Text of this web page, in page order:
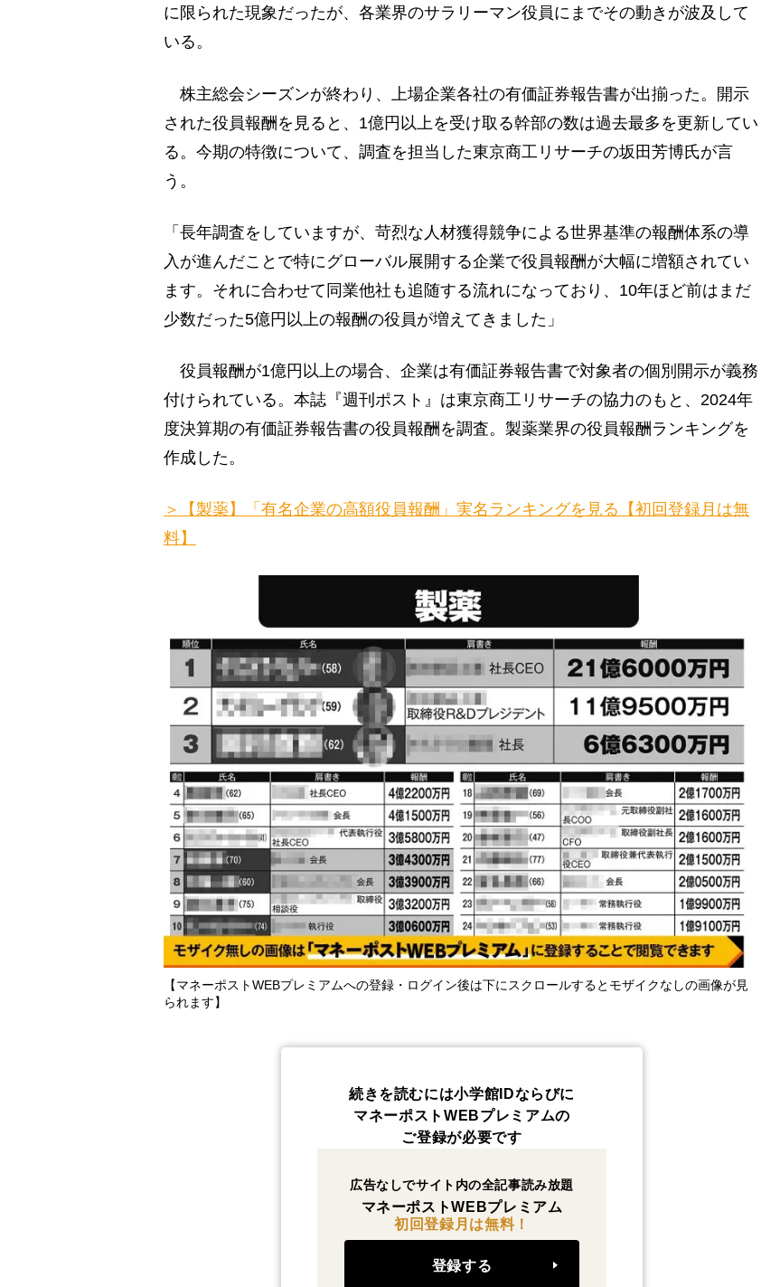
に限られた現象だったが、各業界のサラリーマン役員にまでその動きが波及して
いる。
株主総会シーズンが終わり、上場企業各社の有価証券報告書が出揃った。開示
された役員報酬を見ると、1億円以上を受け取る幹部の数は過去最多を更新してい
る。今期の特徴について、調査を担当した東京商工リサーチの坂田芳博氏が言
う。
「長年調査をしていますが、苛烈な人材獲得競争による世界基準の報酬体系の導
入が進んだことで特にグローバル展開する企業で役員報酬が大幅に増額されてい
ます。それに合わせて同業他社も追随する流れになっており、10年ほど前はまだ
少数だった5億円以上の報酬の役員が増えてきました」
役員報酬が1億円以上の場合、企業は有価証券報告書で対象者の個別開示が義務
付けられている。本誌『週刊ポスト』は東京商工リサーチの協力のもと、2024年
度決算期の有価証券報告書の役員報酬を調査。製薬業界の役員報酬ランキングを
作成した。
＞【製薬】「有名企業の高額役員報酬」実名ランキングを見る【初回登録月は無
料】
【マネーポストWEBプレミアムへの登録・ログイン後は下にスクロールするとモザイクなしの画像が見
られます】
続きを読むには小学館IDならびに
マネーポストWEBプレミアムの
ご登録が必要です
広告なしでサイト内の全記事読み放題
マネーポストWEBプレミアム
初回登録月は無料！
登録する